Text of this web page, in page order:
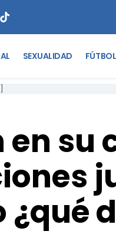
SEXUALIDAD FÚTBOL
en su
¿qué